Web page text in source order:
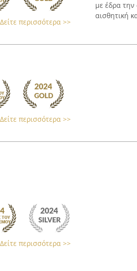
Δείτε περισσότερα >>
με έδρα
αισθητική
Δείτε περισσότερα >>
Δείτε περισσότερα >>